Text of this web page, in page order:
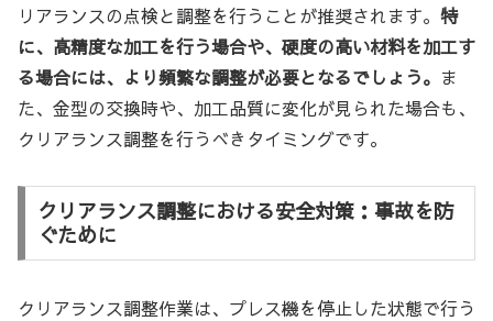
リアランスの点検と調整を行うことが推奨されます。 特
に、高精度な加工を行う場合や、硬度の高い材料を加工す
る場合には、より頻繁な調整が必要となるでしょう。 ま
た、金型の交換時や、加工品質に変化が見られた場合も、
クリアランス調整を行うべきタイミングです。
クリアランス調整における安全対策：事故を防
ぐために
クリアランス調整作業は、プレス機を停止した状態で行う